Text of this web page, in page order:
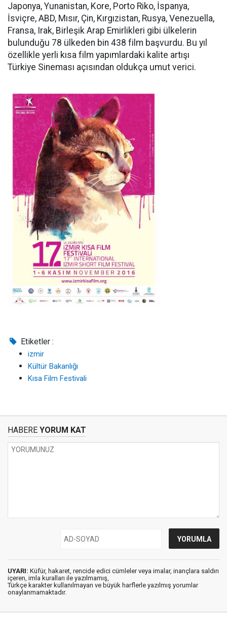
Japonya, Yunanistan, Kore, Porto Riko, İspanya,
İsviçre, ABD, Mısır, Çin, Kırgızistan, Rusya, Venezuella,
Fransa, Irak, Birleşik Arap Emirlikleri gibi ülkelerin
bulunduğu 78 ülkeden bin 438 film başvurdu. Bu yıl
özellikle yerli kısa film yapımlardaki kalite artışı
Türkiye Sineması açısından oldukça umut verici.
Etiketler :
izmir
Kültür Bakanlığı
Kısa Film Festivali
HABERE YORUM KAT
UYARI: Küfür, hakaret, rencide edici cümleler veya imalar, inançlara saldırı
içeren, imla kuralları ile yazılmamış,
Türkçe karakter kullanılmayan ve büyük harflerle yazılmış yorumlar
onaylanmamaktadır.